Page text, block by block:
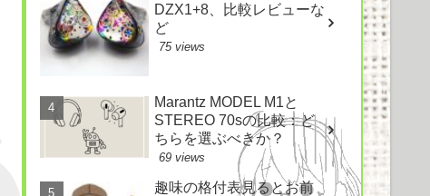
DZX1+8、比較レビューな
ど
75 views
Marantz MODEL M1と
STEREO 70sの比較：ど
ちらを選ぶべきか？
69 views
趣味の格付表見るとお前